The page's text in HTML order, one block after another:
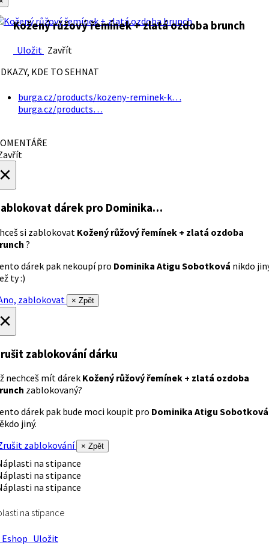
Kožený růžový řemínek + zlatá ozdoba brunch
Uložit Zavřít
KDE TO SEHNAT
burga.cz/products/kozeny-reminek-k…
burga.cz/products…
dárek pro Dominika…
si zablokovat Kožený růžový řemínek + zlatá ozdoba
?
dárek pak nekoupí pro Dominika Atigu Sobotková nikdo
ty :)
zablokovat
× Zpět
zablokování dárku
nechceš mít dárek Kožený růžový řemínek + zlatá ozdoba
zablokovaný?
dárek pak bude moci koupit pro Dominika Atigu Sobotková
jiný.
zablokování
× Zpět
na stipance
Uložit